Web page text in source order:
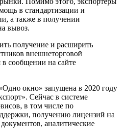
в стандартизации и
а также в получении
вывоз.
получение и расширить
внешнеторговой
в сообщении на сайте
окно» запущена в 2020 году
Сейчас в системе
в том числе по
получению лицензий на
аналитические